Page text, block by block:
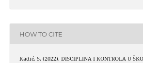
HOW TO CITE
Kadić, S. (2022). DISCIPLINA I KONTROLA U